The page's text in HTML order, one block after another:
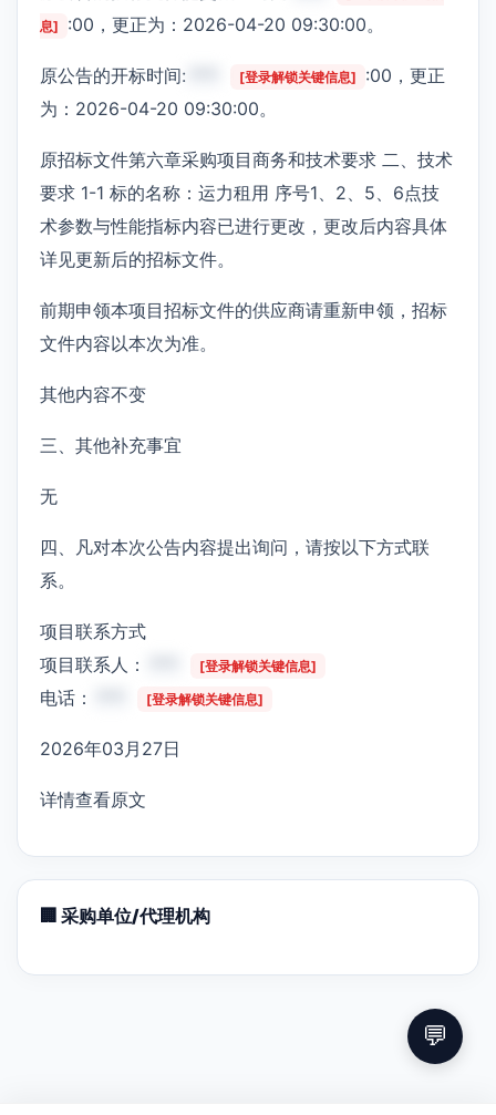
息]
:00，更正为：2026-04-20 09:30:00。
原公告的开标时间: [登录解锁关键信息]
:00，更正
为：2026-04-20 09:30:00。
原招标文件第六章采购项目商务和技术要求 二、技术
要求 1-1 标的名称：运力租用 序号1、2、5、6点技
术参数与性能指标内容已进行更改，更改后内容具体
详见更新后的招标文件。
前期申领本项目招标文件的供应商请重新申领，招标
文件内容以本次为准。
其他内容不变
三、其他补充事宜
无
四、凡对本次公告内容提出询问，请按以下方式联
系。
项目联系方式
项目联系人：
[登录解锁关键信息]
电话： [登录解锁关键信息]
2026年03月27日
详情查看原文
🏢 采购单位/代理机构
💬